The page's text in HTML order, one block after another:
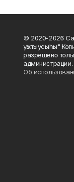
© 2020-2026
уҡытыусыһы"
разрешено
администрации.
Об